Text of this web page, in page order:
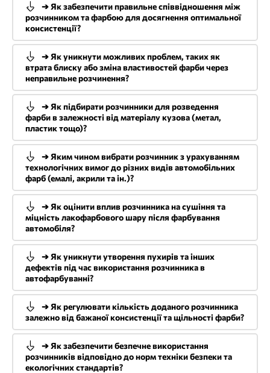
➔ Як забезпечити правильне співвідношення між
розчинником та фарбою для досягнення оптимальної
консистенції?
➔ Як уникнути можливих проблем, таких як
втрата блиску або зміна властивостей фарби через
неправильне розчинення?
➔ Як підбирати розчинники для розведення
фарби в залежності від матеріалу кузова (метал,
пластик тощо)?
➔ Яким чином вибрати розчинник з урахуванням
технологічних вимог до різних видів автомобільних
фарб (емалі, акрили та ін.)?
➔ Як оцінити вплив розчинника на сушіння та
міцність лакофарбового шару після фарбування
автомобіля?
➔ Як уникнути утворення пухирів та інших
дефектів під час використання розчинника в
автофарбуванні?
➔ Як регулювати кількість доданого розчинника
залежно від бажаної консистенції та щільності фарби?
➔ Як забезпечити безпечне використання
розчинників відповідно до норм техніки безпеки та
екологічних стандартів?